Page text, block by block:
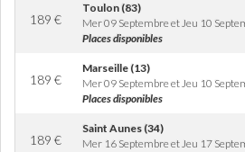
189 €
Toulon (83)
Mer 09 Septembre et Jeu 10
Places disponibles
189 €
Marseille (13)
Mer 09 Septembre et Jeu 10
Places disponibles
189 €
Saint Aunes (34)
Mer 16 Septembre et Jeu 17